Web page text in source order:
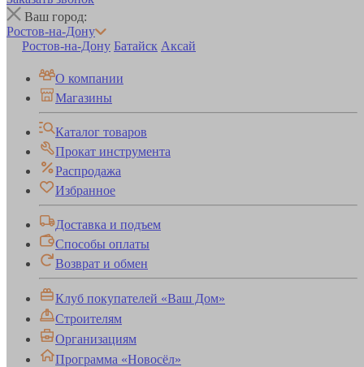
Ваш город:
Ростов-на-Дону
Ростов-на-Дону Батайск Аксай
О компании
Магазины
Каталог товаров
Прокат инструмента
Распродажа
Избранное
Доставка и подъем
Способы оплаты
Возврат и обмен
Клуб покупателей «Ваш Дом»
Строителям
Организациям
Программа «Новосёл»